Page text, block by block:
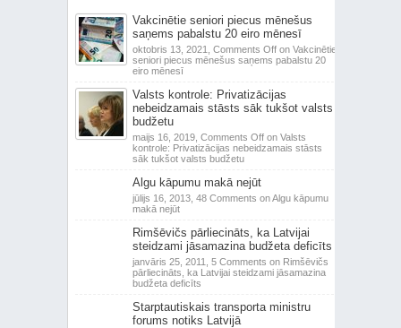
Vakcinētie seniori piecus mēnešus
saņems pabalstu 20 eiro mēnesī
oktobris 13, 2021, Comments Offon Vakcinētie
seniori piecus mēnešus saņems pabalstu 20
eiro mēnesī
Valsts kontrole: Privatizācijas
nebeidzamais stāsts sāk tukšot valsts
budžetu
maijs 16, 2019, Comments Offon Valsts
kontrole: Privatizācijas nebeidzamais stāsts
sāk tukšot valsts budžetu
Algu kāpumu makā nejūt
jūlijs 16, 2013, 48 Comments on Algu kāpumu
makā nejūt
Rimšēvičs pārliecināts, ka Latvijai
steidzami jāsamazina budžeta deficīts
janvāris 25, 2011, 5 Comments on Rimšēvičs
pārliecināts, ka Latvijai steidzami jāsamazina
budžeta deficīts
Starptautiskais transporta ministru
forums notiks Latvijā